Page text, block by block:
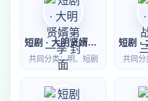
短剧 · 大明贤婿第一季
共同分类：明、短剧 共同分